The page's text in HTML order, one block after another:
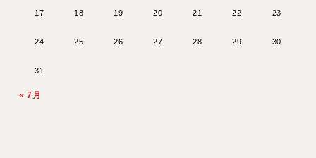
17 18 19 20 21 22 23
24 25 26 27 28 29 30
31
« 7月